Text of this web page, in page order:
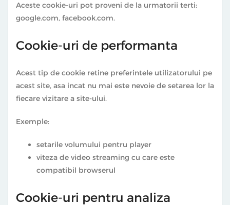
Aceste cookie-uri pot proveni de la urmatorii terti:
google.com, facebook.com.
Cookie-uri de performanta
Acest tip de cookie retine preferintele utilizatorului pe
acest site, asa incat nu mai este nevoie de setarea lor la
fiecare vizitare a site-ului.
Exemple:
setarile volumului pentru player
viteza de video streaming cu care este
compatibil browserul
Cookie-uri pentru analiza